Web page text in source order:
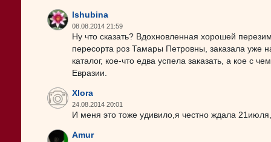
lshubina
08.08.2014 21:59
Ну что сказать? Вдохновленная хорошей
пересорта роз Тамары Петровны, заказала уже
каталог, кое-что едва успела заказать, а кое
Евразии.
Xlora
24.08.2014 20:01
И меня это тоже удивило,я честно ждала
Amur